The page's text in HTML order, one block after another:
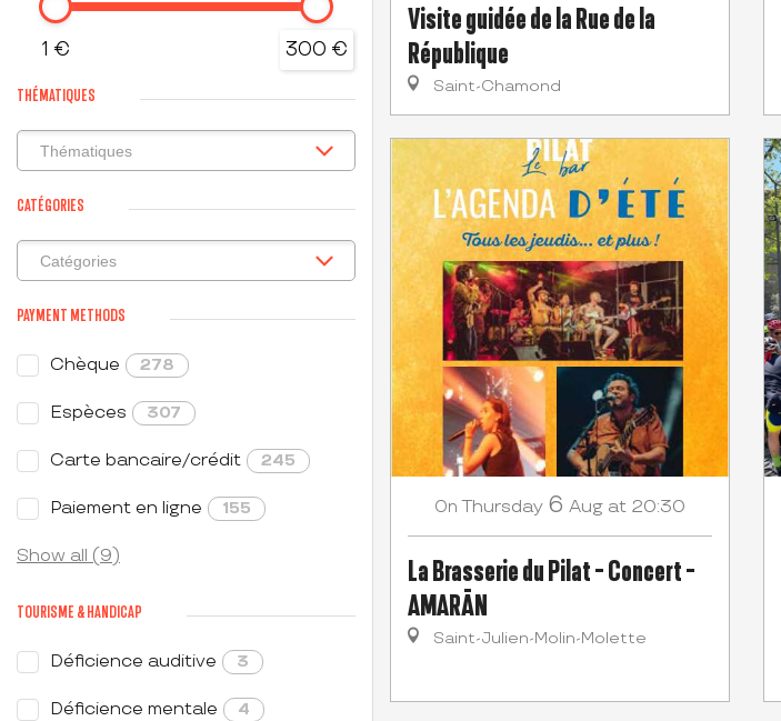
1 € 300 €
THÉMATIQUES
CATÉGORIES
PAYMENT METHODS
Chèque 278
Espèces 307
Carte bancaire/crédit 245
Paiement en ligne 155
Show all (9)
TOURISME & HANDICAP
Déficience auditive 3
Déficience mentale 4
Visite guidée de la Rue de la
République
Saint-Chamond
On Thursday 6 Aug at 20:30
La Brasserie du Pilat - Concert -
AMARĀN
Saint-Julien-Molin-Molette